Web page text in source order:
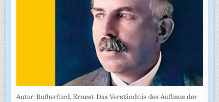
Autor: Rutherford, Ernest. Das Verständnis des Aufbaus der